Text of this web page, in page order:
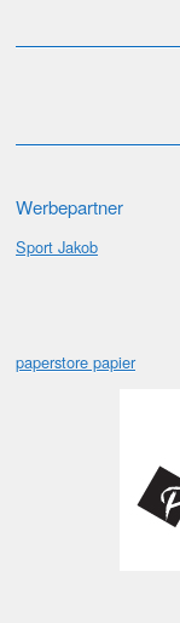
Werbepartner
Sport Jakob
paperstore papier